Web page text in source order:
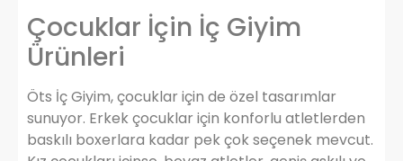
Çocuklar İçin İç Giyim
Ürünleri
Öts İç Giyim, çocuklar için de özel tasarımlar
sunuyor. Erkek çocuklar için konforlu atletlerden
baskılı boxerlara kadar pek çok seçenek mevcut.